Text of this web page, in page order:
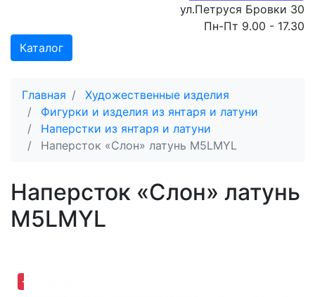
ул.Петруся Бровки 30
Пн-Пт 9.00 - 17.30
Каталог
Главная
Художественные изделия
Фигурки и изделия из янтаря и латуни
Наперстки из янтаря и латуни
Наперсток «Слон» латунь M5LMYL
Наперсток «Слон» латунь
M5LMYL
-30,60%